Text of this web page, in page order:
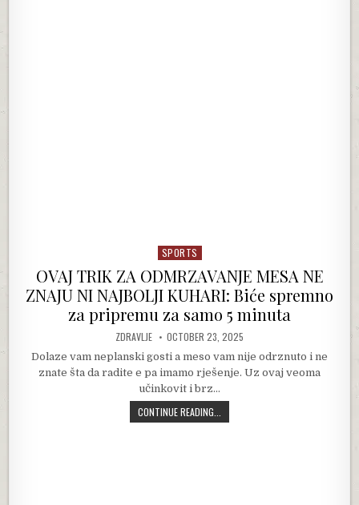
Posted in
SPORTS
OVAJ TRIK ZA ODMRZAVANJE MESA NE
ZNAJU NI NAJBOLJI KUHARI: Biće spremno
za pripremu za samo 5 minuta
AUTHOR:
ZDRAVLJE PUBLISHED DATE:
OCTOBER 23, 2025
Dolaze vam neplanski gosti a meso vam nije odrznuto i ne
znate šta da radite e pa imamo rješenje. Uz ovaj veoma
učinkovit i brz…
CONTINUE READING...